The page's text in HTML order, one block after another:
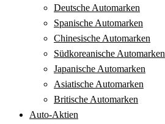
Deutsche Automarken
Spanische Automarken
Chinesische Automarken
Südkoreanische Automarken
Japanische Automarken
Asiatische Automarken
Britische Automarken
Auto-Aktien